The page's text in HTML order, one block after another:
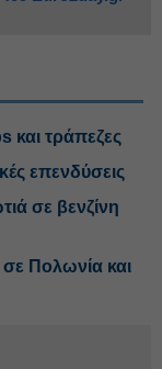
και τράπεζες
επενδύσεις
σε βενζίνη
Πολωνία και